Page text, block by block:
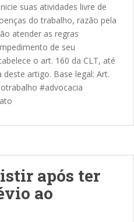
suas atividades livre de
do trabalho, razão pela
atender as regras
de seu
o art. 160 da CLT, até
artigo. Base legal: Art.
#advocacia
após ter
ao